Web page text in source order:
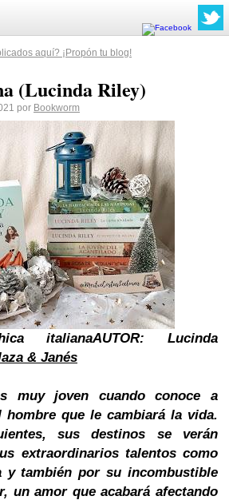
aquí? ¡Propón tu blog!
(Lucinda Riley)
por Bookworm
italianaAUTOR: Lucinda
& Janés
muy joven cuando conoce a
hombre que le cambiará la vida.
sus destinos se verán
extraordinarios talentos como
y también por su incombustible
un amor que acabará afectando